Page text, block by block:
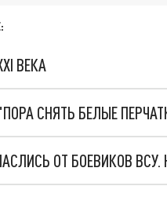
ВЕКА
СНЯТЬ БЕЛЫЕ
ОТ БОЕВИКОВ